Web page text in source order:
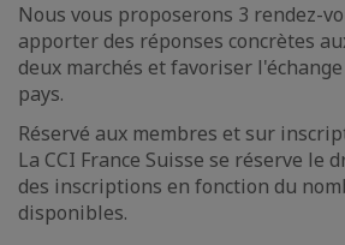
Nous vous proposerons 3 rendez-
apporter des réponses concrètes
deux marchés et favoriser
pays.
Réservé aux membres et sur
La CCI France Suisse se réserve le
des inscriptions en fonction du
disponibles.